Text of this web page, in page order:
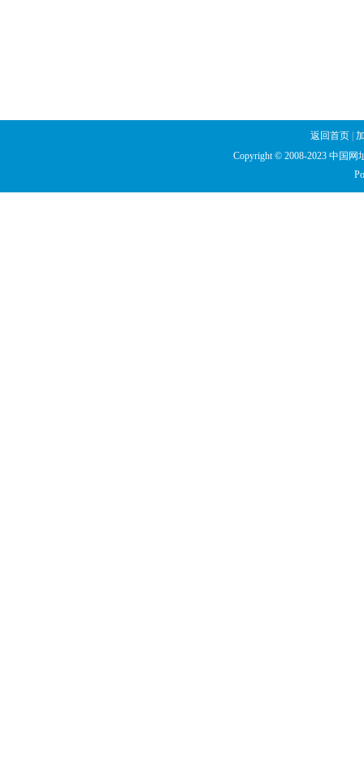
返回首页
Copyright © 2008-2023 中国网